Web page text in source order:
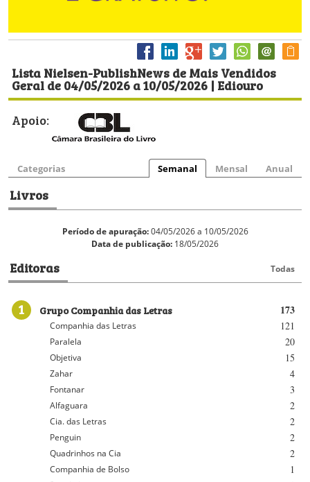
Lista Nielsen-PublishNews de Mais Vendidos
Geral de 04/05/2026 a 10/05/2026 | Ediouro
Apoio:
Categorias Semanal Mensal Anual
Livros
Período de apuração:04/05/2026 a 10/05/2026
Data de publicação: 18/05/2026
Editoras Todas
1 173
Grupo Companhia das Letras
121
Companhia das Letras
20
Paralela
15
Objetiva
4
Zahar
3
Fontanar
2
Alfaguara
2
Cia. das Letras
2
Penguin
2
Quadrinhos na Cia
1
Companhia de Bolso